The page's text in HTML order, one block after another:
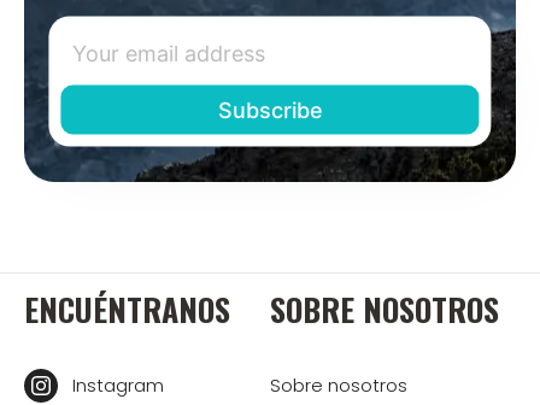
ENCUÉNTRANOS
Instagram
SOBRE NOSOTROS
Sobre nosotros